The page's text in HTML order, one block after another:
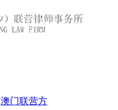
澳门联营方